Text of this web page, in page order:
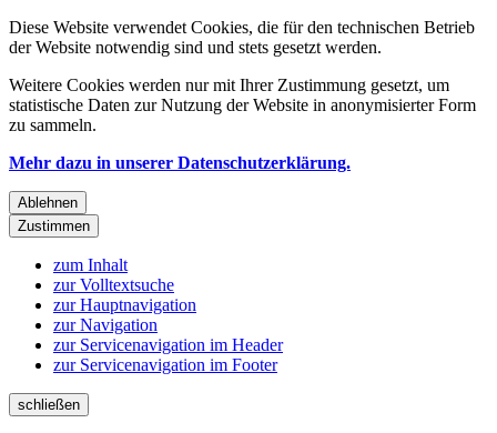
Diese Website verwendet Cookies, die für den technischen Betrieb
der Website notwendig sind und stets gesetzt werden.
Weitere Cookies werden nur mit Ihrer Zustimmung gesetzt, um
statistische Daten zur Nutzung der Website in anonymisierter Form
zu sammeln.
Mehr dazu in unserer Datenschutzerklärung.
Ablehnen
Zustimmen
zum Inhalt
zur Volltextsuche
zur Hauptnavigation
zur Navigation
zur Servicenavigation im Header
zur Servicenavigation im Footer
schließen